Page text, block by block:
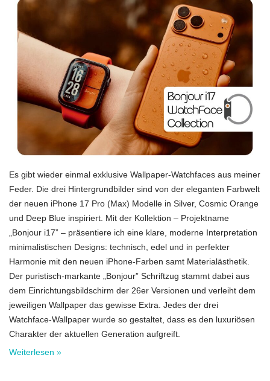
Es gibt wieder einmal exklusive Wallpaper-Watchfaces aus meiner
Feder. Die drei Hintergrundbilder sind von der eleganten Farbwelt
der neuen iPhone 17 Pro (Max) Modelle in Silver, Cosmic Orange
und Deep Blue inspiriert. Mit der Kollektion – Projektname
„Bonjour i17” – präsentiere ich eine klare, moderne Interpretation
minimalistischen Designs: technisch, edel und in perfekter
Harmonie mit den neuen iPhone-Farben samt Materialästhetik.
Der puristisch-markante „Bonjour” Schriftzug stammt dabei aus
dem Einrichtungsbildschirm der 26er Versionen und verleiht dem
jeweiligen Wallpaper das gewisse Extra. Jedes der drei
Watchface-Wallpaper wurde so gestaltet, dass es den luxuriösen
Charakter der aktuellen Generation aufgreift.
Weiterlesen »